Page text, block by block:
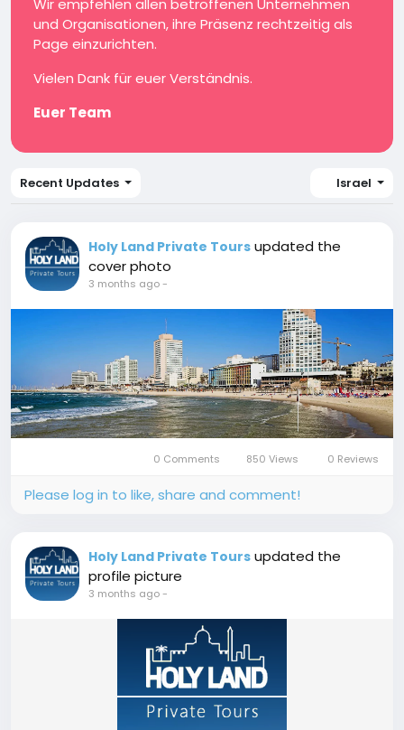
Wir empfehlen allen betroffenen Unternehmen
und Organisationen, ihre Präsenz rechtzeitig als
Page einzurichten.
Vielen Dank für euer Verständnis.
Euer Team
Recent Updates Israel
Holy Land Private Tours updated the
cover photo
3 months ago-
0 Comments 850 Views 0 Reviews
Please log in to like, share and comment!
Holy Land Private Tours updated the
profile picture
3 months ago-